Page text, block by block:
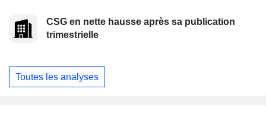
CSG en nette hausse après sa publication
trimestrielle
Toutes les analyses